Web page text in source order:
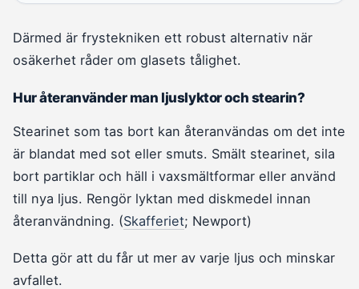
Därmed är frystekniken ett robust alternativ när
osäkerhet råder om glasets tålighet.
Hur återanvänder man ljuslyktor och stearin?
Stearinet som tas bort kan återanvändas om det inte
är blandat med sot eller smuts. Smält stearinet, sila
bort partiklar och häll i vaxsmältformar eller använd
till nya ljus. Rengör lyktan med diskmedel innan
återanvändning. (Skafferiet; Newport)
Detta gör att du får ut mer av varje ljus och minskar
avfallet.